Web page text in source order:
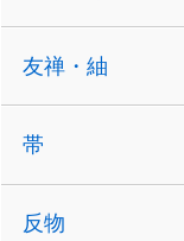
友禅・紬
帯
反物